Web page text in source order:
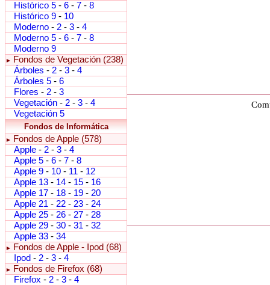
Histórico 5 - 6 - 7 - 8
Histórico 9 - 10
Moderno - 2 - 3 - 4
Moderno 5 - 6 - 7 - 8
Moderno 9
►
Fondos de Vegetación (238)
Árboles - 2 - 3 - 4
Árboles 5 - 6
Flores - 2 - 3
Vegetación - 2 - 3 - 4
Vegetación 5
Fondos de Informática
►
Fondos de Apple (578)
Apple - 2 - 3 - 4
Apple 5 - 6 - 7 - 8
Apple 9 - 10 - 11 - 12
Apple 13 - 14 - 15 - 16
Apple 17 - 18 - 19 - 20
Apple 21 - 22 - 23 - 24
Apple 25 - 26 - 27 - 28
Apple 29 - 30 - 31 - 32
Apple 33 - 34
►
Fondos de Apple - Ipod (68)
Ipod - 2 - 3 - 4
►
Fondos de Firefox (68)
Firefox - 2 - 3 - 4